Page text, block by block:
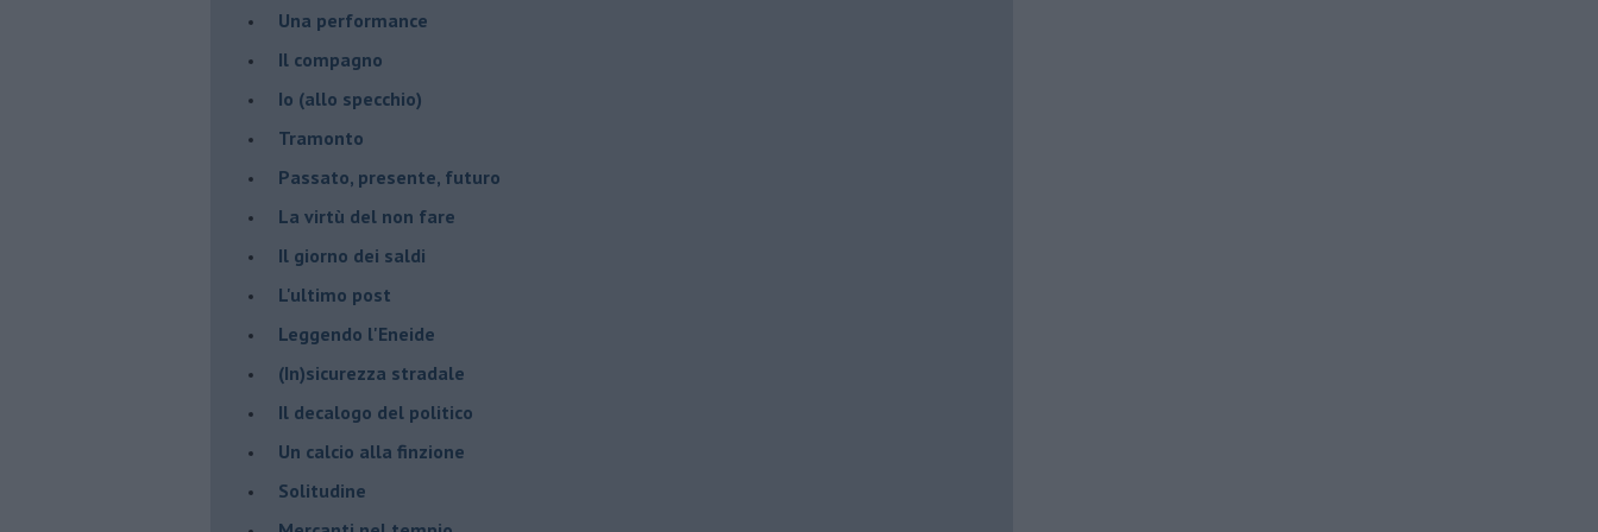
Una performance
Il compagno
​Io (allo specchio)
Tramonto
Passato, presente, futuro
La virtù del non fare
Il giorno dei saldi
L'ultimo post
Leggendo l'Eneide
​(In)sicurezza stradale
Il decalogo del politico
Un calcio alla finzione
Solitudine